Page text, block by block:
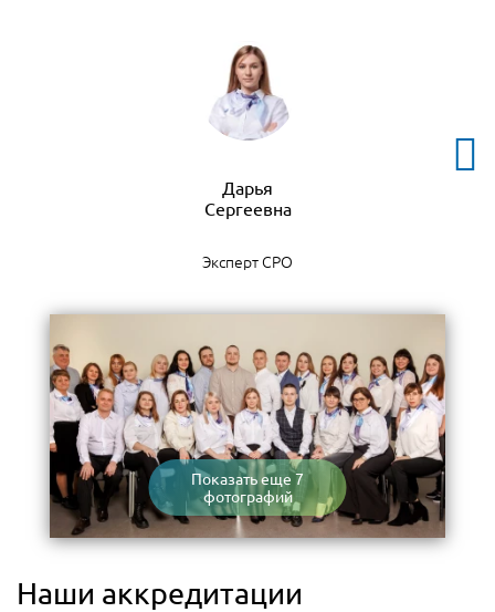
Дарья
Сергеевна
Эксперт СРО
Показать еще 7
фотографий
Наши аккредитации